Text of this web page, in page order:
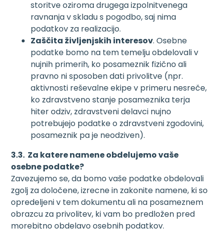
storitve oziroma drugega izpolnitvenega
ravnanja v skladu s pogodbo, saj nima
podatkov za realizacijo.
Zaščita življenjskih interesov. Osebne
podatke bomo na tem temelju obdelovali v
nujnih primerih, ko posameznik fizično ali
pravno ni sposoben dati privolitve (npr.
aktivnosti reševalne ekipe v primeru nesreče,
ko zdravstveno stanje posameznika terja
hiter odziv, zdravstveni delavci nujno
potrebujejo podatke o zdravstveni zgodovini,
posameznik pa je neodziven).
3.3. Za katere namene obdelujemo vaše
osebne podatke?
Zavezujemo se, da bomo vaše podatke obdelovali
zgolj za določene, izrecne in zakonite namene, ki so
opredeljeni v tem dokumentu ali na posameznem
obrazcu za privolitev, ki vam bo predložen pred
morebitno obdelavo osebnih podatkov.